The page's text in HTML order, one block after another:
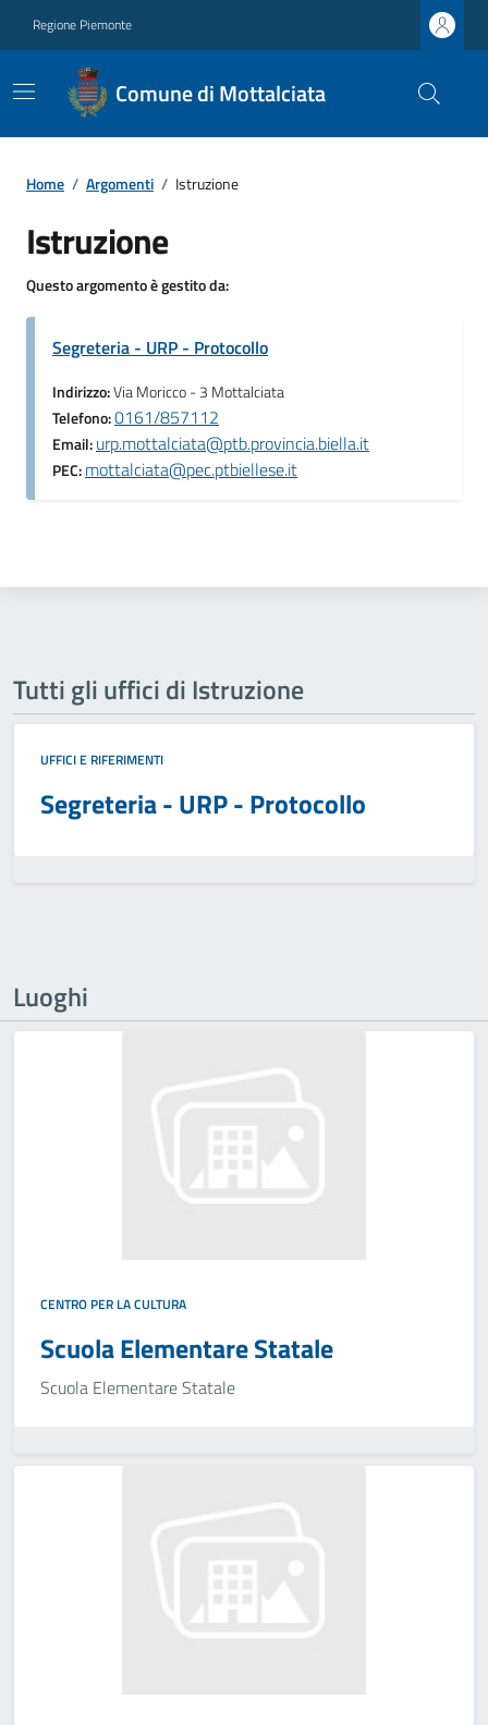
Regione Piemonte
Comune di Mottalciata
Home / Argomenti / Istruzione
Istruzione
Questo argomento è gestito da:
Segreteria - URP - Protocollo
Indirizzo:Via Moricco - 3 Mottalciata
Telefono:0161/857112
Email:urp.mottalciata@ptb.provincia.biella.it
PEC:mottalciata@pec.ptbiellese.it
Tutti gli uffici di Istruzione
UFFICI E RIFERIMENTI
Segreteria - URP - Protocollo
Luoghi
CENTRO PER LA CULTURA
Scuola Elementare Statale
Scuola Elementare Statale